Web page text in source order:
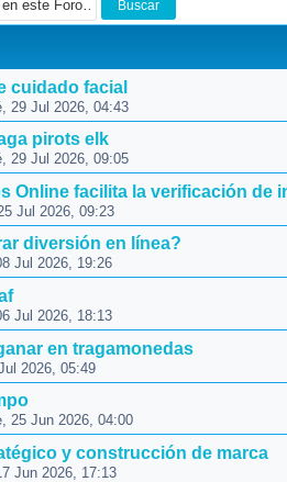
cuidado facial
29 Jul 2026, 04:43
pirots elk
29 Jul 2026, 09:05
Online facilita la verificación de
Jul 2026, 09:23
diversión en línea?
Jul 2026, 19:26
Jul 2026, 18:13
en tragamonedas
2026, 05:49
25 Jun 2026, 04:00
y construcción de marca
Jun 2026, 17:13